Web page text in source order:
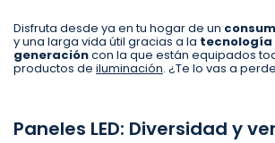
Disfruta desde ya en tu hogar de un
y una larga vida útil gracias a la tecnología
generacióncon la que están equipados
productos de iluminación. ¿Te lo vas a
Paneles LED: Diversidad y